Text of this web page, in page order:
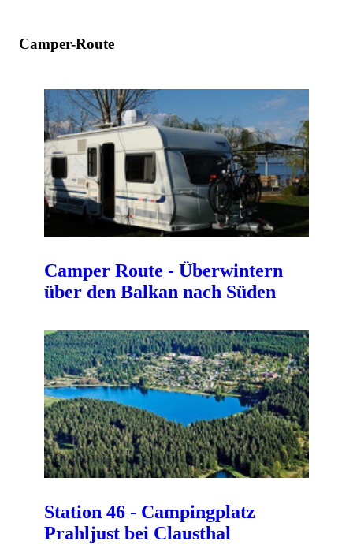
Camper-Route
Camper Route - Überwintern
über den Balkan nach Süden
Station 46 - Campingplatz
Prahljust bei Clausthal